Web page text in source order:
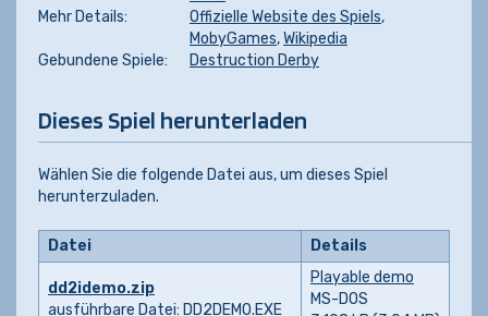
Mehr Details:
Offizielle Website des Spiels,
MobyGames,Wikipedia
Gebundene Spiele:
Destruction Derby
Dieses Spiel herunterladen
Wählen Sie die folgende Datei aus, um dieses Spiel
herunterzuladen.
Datei Details
dd2idemo.zip
ausführbare Datei: DD2DEMO.EXE
Playable demo
MS-DOS